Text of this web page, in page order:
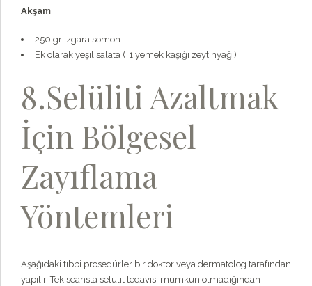
Akşam
250 gr ızgara somon
Ek olarak yeşil salata (+1 yemek kaşığı zeytinyağı)
8.Selüliti Azaltmak
İçin Bölgesel
Zayıflama
Yöntemleri
Aşağıdaki tıbbi prosedürler bir doktor veya dermatolog tarafından
yapılır. Tek seansta selülit tedavisi mümkün olmadığından